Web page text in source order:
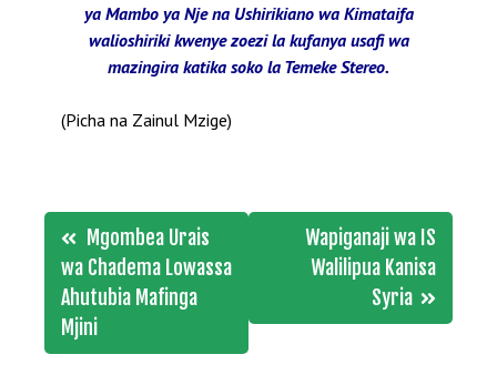
ya Mambo ya Nje na Ushirikiano wa Kimataifa
walioshiriki kwenye zoezi la kufanya usafi wa
mazingira katika soko la Temeke Stereo.
(Picha na Zainul Mzige)
Post
navigation
Mgombea Urais
wa Chadema Lowassa
Ahutubia Mafinga
Mjini
Wapiganaji wa IS
Walilipua Kanisa
Syria